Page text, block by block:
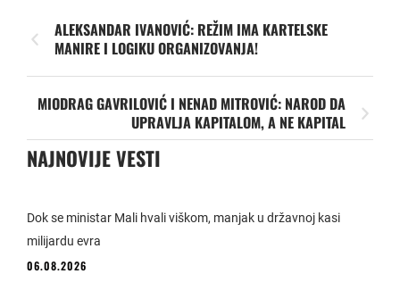
ALEKSANDAR IVANOVIĆ: REŽIM IMA KARTELSKE
MANIRE I LOGIKU ORGANIZOVANJA!
MIODRAG GAVRILOVIĆ I NENAD MITROVIĆ: NAROD DA
UPRAVLJA KAPITALOM, A NE KAPITAL
NAJNOVIJE VESTI
Dok se ministar Mali hvali viškom, manjak u državnoj kasi
milijardu evra
06.08.2026